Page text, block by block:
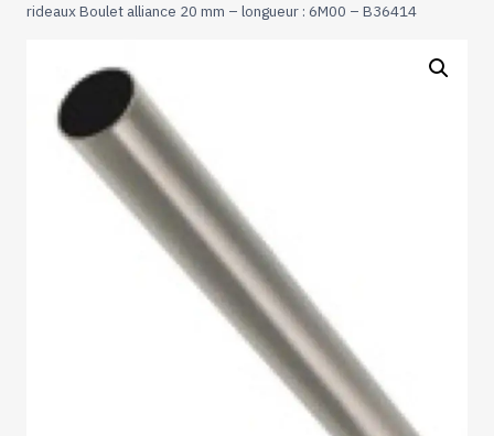
rideaux Boulet alliance 20 mm – longueur : 6M00 – B36414